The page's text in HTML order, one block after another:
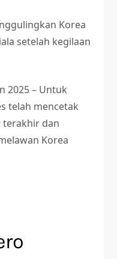
Korea
setelah kegilaan
2025 – Untuk
telah mencetak
terakhir dan
Korea